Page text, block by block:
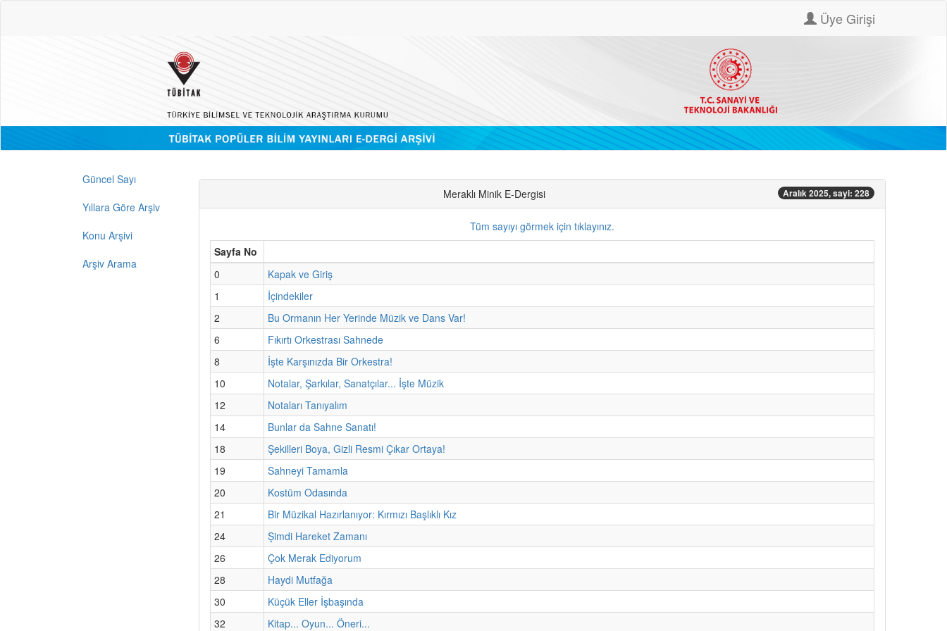
Üye Girişi
Güncel Sayı
Yıllara Göre Arşiv
Konu Arşivi
Arşiv Arama
Meraklı Minik E-Dergisi Aralık 2025, sayi: 228
Tüm sayıyı görmek için tıklayınız.
Sayfa No
0
Kapak ve Giriş
1
İçindekiler
2
Bu Ormanın Her Yerinde Müzik ve Dans Var!
6
Fıkırtı Orkestrası Sahnede
8
İşte Karşınızda Bir Orkestra!
10
Notalar, Şarkılar, Sanatçılar... İşte Müzik
12
Notaları Tanıyalım
14
Bunlar da Sahne Sanatı!
18
Şekilleri Boya, Gizli Resmi Çıkar Ortaya!
19
Sahneyi Tamamla
20
Kostüm Odasında
21
Bir Müzikal Hazırlanıyor: Kırmızı Başlıklı Kız
24
Şimdi Hareket Zamanı
26
Çok Merak Ediyorum
28
Haydi Mutfağa
30
Küçük Eller İşbaşında
32
Kitap... Oyun... Öneri...